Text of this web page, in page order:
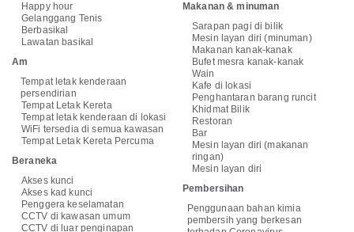
Happy hour
Gelanggang Tenis
Berbasikal
Lawatan basikal
Am
Tempat letak kenderaan
persendirian
Tempat Letak Kereta
Tempat letak kenderaan di lokasi
WiFi tersedia di semua kawasan
Tempat Letak Kereta Percuma
Beraneka
Akses kunci
Akses kad kunci
Penggera keselamatan
CCTV di kawasan umum
CCTV di luar penginapan
Makanan & minuman
Sarapan pagi di bilik
Mesin layan diri (minuman)
Makanan kanak-kanak
Bufet mesra kanak-kanak
Wain
Kafe di lokasi
Penghantaran barang runcit
Khidmat Bilik
Restoran
Bar
Mesin layan diri (makanan
ringan)
Mesin layan diri
Pembersihan
Penggunaan bahan kimia
pembersih yang berkesan